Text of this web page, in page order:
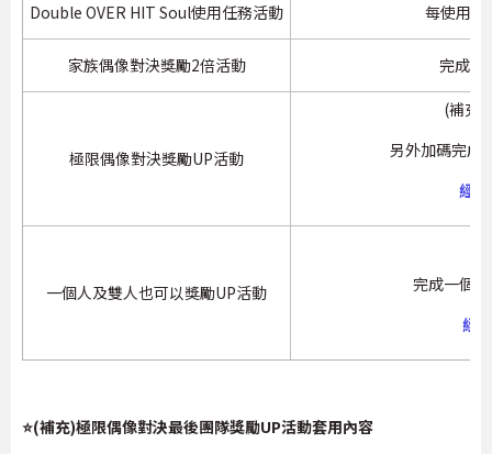
Double OVER HIT Soul使用任務活動 每使用
家族偶像對決獎勵2倍活動 完成家
極限偶像對決獎勵UP活動
(補充)
另外加碼完成
經
一個人及雙人也可以獎勵UP活動
完成一個
經
⭐(補充)極限偶像對決最後團隊獎勵UP活動套用內容